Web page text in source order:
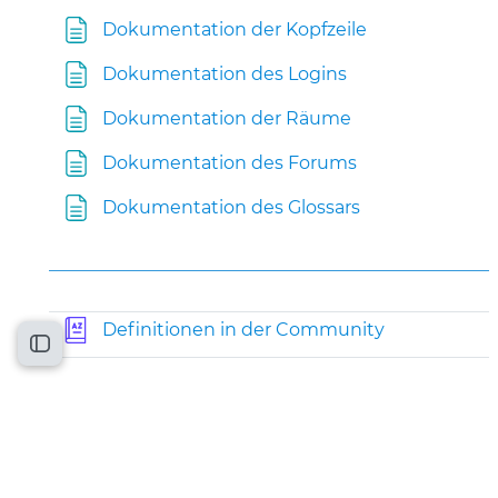
Kursindex öffnen
Dokumentation der Kopfzeile
Dokumentation des LoginsTextseite
Dokumentation der Räume
Dokumentation des ForumsTextseite
Dokumentation des GlossarsTextseite
Definitionen in der CommunityGlossar